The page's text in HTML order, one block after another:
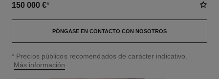
150 000 €*
PÓNGASE EN CONTACTO CON NOSOTROS
↩
* Precios públicos recomendados de carácter indicativo.
Más información